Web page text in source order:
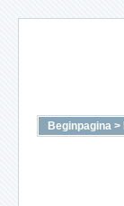
Beginpagina >